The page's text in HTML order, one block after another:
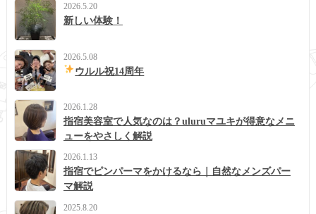
2026.5.20
新しい体験！
2026.5.08
ウルル祝14周年
2026.1.28
指宿美容室で人気なのは？uluruマユキが得意なメニ
ューをやさしく解説
2026.1.13
指宿でピンパーマをかけるなら｜自然なメンズパー
マ解説
2025.8.20